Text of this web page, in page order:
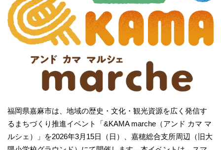
福岡県嘉麻市は、地域の歴史・文化・観光資源を広く発信す
るまちづくり推進イベント「&KAMA marche（アンド カマ マ
ルシェ）」を2026年3月15日（日）、嘉穂総合支所周辺（旧大